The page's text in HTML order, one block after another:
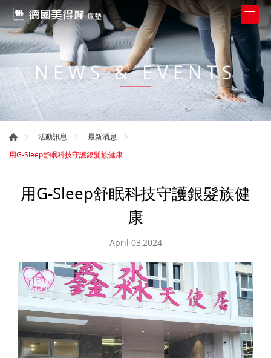
NEWS & EVENTS
活動訊息
最新消息
用G-Sleep舒眠科技守護銀髮族健康
用G-Sleep舒眠科技守護銀髮族健
康
April 03,2024